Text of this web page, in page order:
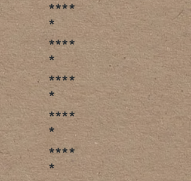
****
*
****
*
****
*
****
*
****
*